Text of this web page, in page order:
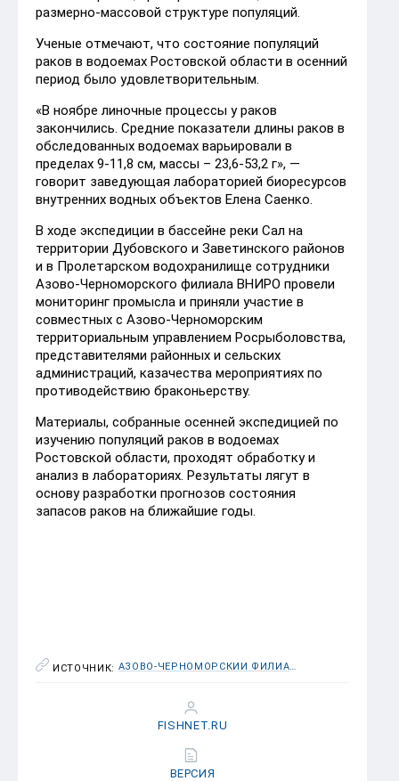
размерно-массовой структуре популяций.
Ученые отмечают, что состояние популяций
раков в водоемах Ростовской области в осенний
период было удовлетворительным.
«В ноябре линочные процессы у раков
закончились. Средние показатели длины раков в
обследованных водоемах варьировали в
пределах 9-11,8 см, массы – 23,6-53,2 г», —
говорит заведующая лабораторией биоресурсов
внутренних водных объектов Елена Саенко.
В ходе экспедиции в бассейне реки Сал на
территории Дубовского и Заветинского районов
и в Пролетарском водохранилище сотрудники
Азово-Черноморского филиала ВНИРО провели
мониторинг промысла и приняли участие в
совместных с Азово-Черноморским
территориальным управлением Росрыболовства,
представителями районных и сельских
администраций, казачества мероприятиях по
противодействию браконьерству.
Материалы, собранные осенней экспедицией по
изучению популяций раков в водоемах
Ростовской области, проходят обработку и
анализ в лабораториях. Результаты лягут в
основу разработки прогнозов состояния
запасов раков на ближайшие годы.
ИСТОЧНИК: АЗОВО-ЧЕРНОМОРСКИЙ ФИЛИАЛ ФГБНУ «ВНИРО» («АЗНИИРХ»)
FISHNET.RU
ВЕРСИЯ